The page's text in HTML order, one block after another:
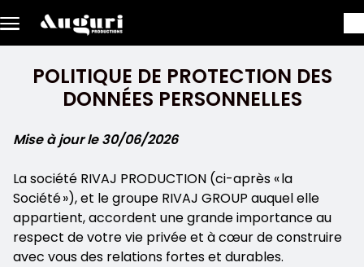
POLITIQUE DE PROTECTION DES
DONNÉES PERSONNELLES
Mise à jour le 30/06/2026
La société RIVAJ PRODUCTION (ci-après « la
Société »), et le groupe RIVAJ GROUP auquel elle
appartient, accordent une grande importance au
respect de votre vie privée et à cœur de construire
avec vous des relations fortes et durables.